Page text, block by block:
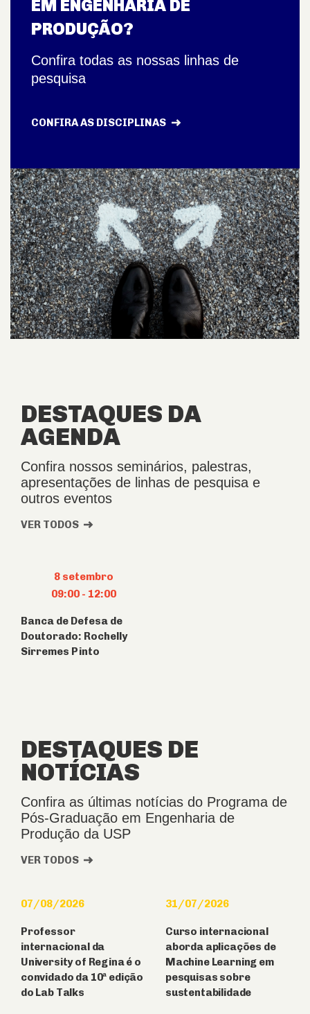
EM ENGENHARIA DE
PRODUÇÃO?
Confira todas as nossas linhas de
pesquisa
CONFIRA AS DISCIPLINAS
DESTAQUES DA
AGENDA
Confira nossos seminários, palestras,
apresentações de linhas de pesquisa e
outros eventos
VER TODOS
8 setembro
09:00- 12:00
Banca de Defesa de
Doutorado: Rochelly
Sirremes Pinto
DESTAQUES DE
NOTÍCIAS
Confira as últimas notícias do Programa de
Pós-Graduação em Engenharia de
Produção da USP
VER TODOS
07/08/2026
Professor
internacional da
University of Regina é o
convidado da 10ª edição
do Lab Talks
31/07/2026
Curso internacional
aborda aplicações de
Machine Learning em
pesquisas sobre
sustentabilidade